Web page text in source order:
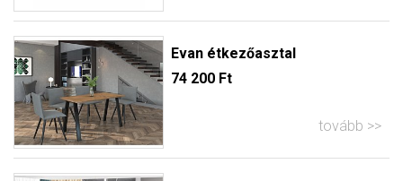
Evan étkezőasztal
74 200 Ft
tovább